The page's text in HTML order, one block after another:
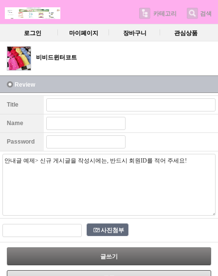
카테고리 검색
로그인 마이페이지 장바구니 관심상품
비비드윈터코트
Review
Title
Name
Password
사진첨부
글쓰기